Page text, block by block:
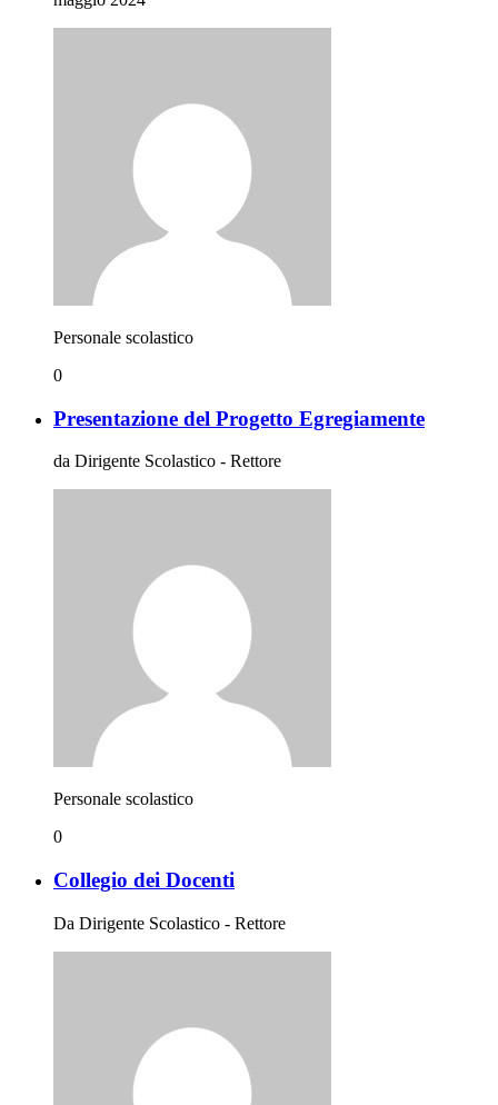
Personale scolastico
0
Presentazione del Progetto Egregiamente
da Dirigente Scolastico - Rettore
Personale scolastico
0
Collegio dei Docenti
Da Dirigente Scolastico - Rettore